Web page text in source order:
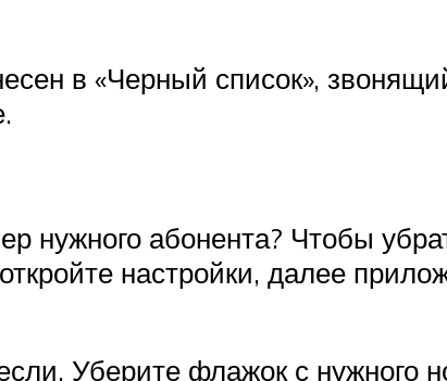
в «Черный список»,
абонента? Чтобы
настройки, далее
Уберите флажок с нужного